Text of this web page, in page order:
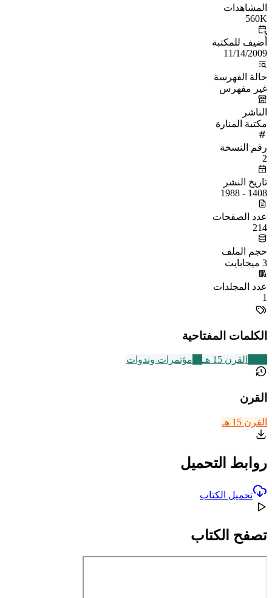
المشاهدات
560K
أُضيف للمكتبة
11/14/2009
حالة الفهرسة
غير مفهرس
الناشر
مكتبة المنارة
رقم النسخة
2
تاريخ النشر
1408 - 1988
عدد الصفحات
214
حجم الملف
3 ميجابايت
عدد المجلدات
1
الكلمات المفتاحية
القرن 15 هـ مؤتمرات وندوات
القرن
القرن 15 هـ
روابط التحميل
تحميل الكتاب
تصفح الكتاب